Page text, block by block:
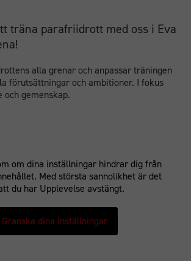
träna parafriidrott med oss i Eva
alla grenar och anpassar träningen
förutsättningar och ambitioner. I fokus
gemenskap.
om dina inställningar hindrar dig från
Med största sannolikhet är det
du har Upplevelse avstängt.
Granska dina inställningar